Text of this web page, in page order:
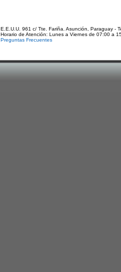
E.E.U.U. 961 c/ Tte. Fariña. Asunción, Paraguay -
Horario de Atención: Lunes a Viernes de 07:00 a
Preguntas Frecuentes